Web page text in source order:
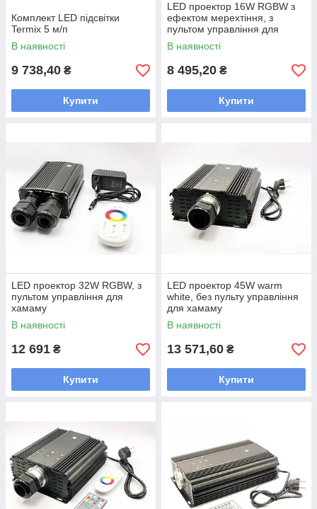
Комплект LED підсвітки
Termix 5 м/п
В наявності
9 738,40 ₴
Купити
LED проектор 16W RGBW з
ефектом мерехтіння, з
пультом управління для
хамаму
В наявності
8 495,20 ₴
Купити
LED проектор 32W RGBW, з
пультом управління для
хамаму
В наявності
12 691 ₴
Купити
LED проектор 45W warm
white, без пульту управління
для хамаму
В наявності
13 571,60 ₴
Купити